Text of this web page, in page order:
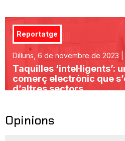
Reportatge
Dilluns, 6 de novembre de 2023
Taquilles ‘intel·ligents’:
comerç electrònic que
d’altres sectors
Opinions